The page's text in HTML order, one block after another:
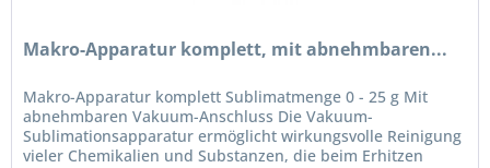
Makro-Apparatur komplett, mit abnehmbaren...
Makro-Apparatur komplett Sublimatmenge 0 - 25 g Mit
abnehmbaren Vakuum-Anschluss Die Vakuum-
Sublimationsapparatur ermöglicht wirkungsvolle Reinigung
vieler Chemikalien und Substanzen, die beim Erhitzen